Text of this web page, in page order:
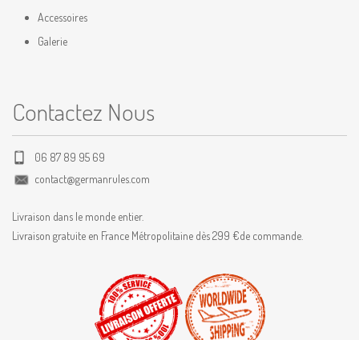
Accessoires
Galerie
Contactez Nous
06 87 89 95 69
contact@germanrules.com
Livraison dans le monde entier.
Livraison gratuite en France Métropolitaine dès 299 €de commande.